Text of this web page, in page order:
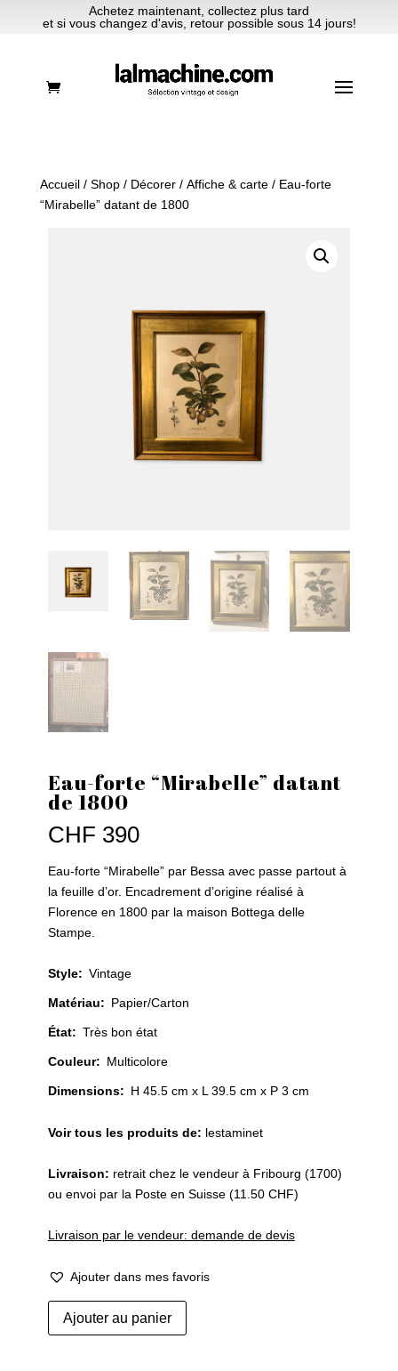
Achetez maintenant, collectez plus tard
et si vous changez d'avis, retour possible sous 14 jours!
Accueil/ Shop/ Décorer/ Affiche & carte/ Eau-forte
“Mirabelle” datant de 1800
Eau-forte “Mirabelle” datant
de 1800
CHF 390
Eau-forte “Mirabelle” par Bessa avec passe partout à
la feuille d’or. Encadrement d’origine réalisé à
Florence en 1800 par la maison Bottega delle
Stampe.
Style: Vintage
Matériau: Papier/Carton
État: Très bon état
Couleur: Multicolore
Dimensions: H 45.5 cm x L 39.5 cm x P 3 cm
Voir tous les produits de: lestaminet
Livraison: retrait chez le vendeur à Fribourg (1700)
ou envoi par la Poste en Suisse (11.50 CHF)
Livraison par le vendeur: demande de devis
Ajouter dans mes favoris
quantité
de
Ajouter au panier